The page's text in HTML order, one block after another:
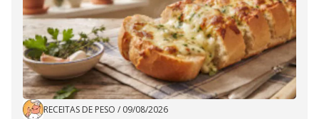
RECEITAS DE PESO / 09/08/2026